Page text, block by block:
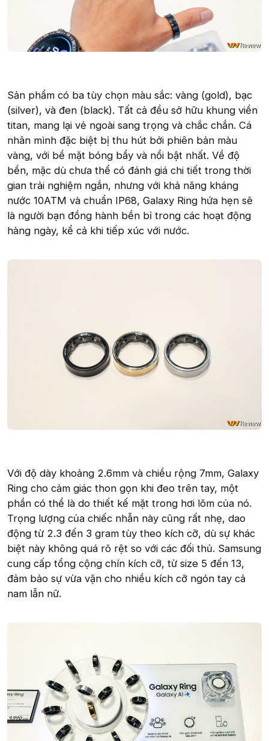
Sản phẩm có ba tùy chọn màu sắc: vàng (gold), bạc
(silver), và đen (black). Tất cả đều sở hữu khung viền
titan, mang lại vẻ ngoài sang trọng và chắc chắn. Cá
nhân mình đặc biệt bị thu hút bởi phiên bản màu
vàng, với bề mặt bóng bẩy và nổi bật nhất. Về độ
bền, mặc dù chưa thể có đánh giá chi tiết trong thời
gian trải nghiệm ngắn, nhưng với khả năng kháng
nước 10ATM và chuẩn IP68, Galaxy Ring hứa hẹn sẽ
là người bạn đồng hành bền bỉ trong các hoạt động
hàng ngày, kể cả khi tiếp xúc với nước.
Với độ dày khoảng 2.6mm và chiều rộng 7mm, Galaxy
Ring cho cảm giác thon gọn khi đeo trên tay, một
phần có thể là do thiết kế mặt trong hơi lõm của nó.
Trọng lượng của chiếc nhẫn này cũng rất nhẹ, dao
động từ 2.3 đến 3 gram tùy theo kích cỡ, dù sự khác
biệt này không quá rõ rệt so với các đối thủ. Samsung
cung cấp tổng cộng chín kích cỡ, từ size 5 đến 13,
đảm bảo sự vừa vặn cho nhiều kích cỡ ngón tay cả
nam lẫn nữ.